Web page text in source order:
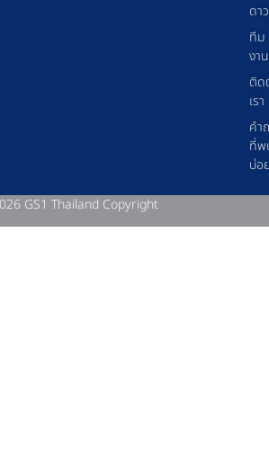
ดา
ทีม
งาน
ติด
เรา
คำ
ที่พ
บ่อ
GS1 Thailand Copyright